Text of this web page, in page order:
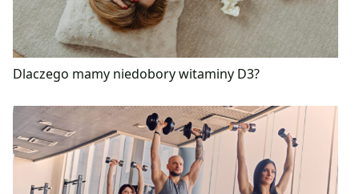
Dlaczego mamy niedobory witaminy D3?